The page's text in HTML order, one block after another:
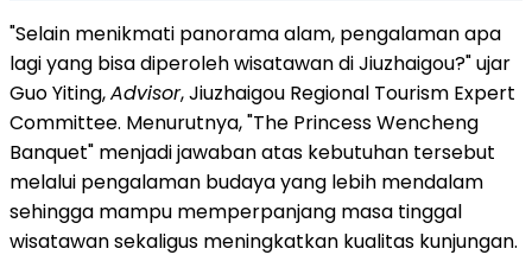
"Selain menikmati panorama alam, pengalaman apa
lagi yang bisa diperoleh wisatawan di Jiuzhaigou?" ujar
Guo Yiting,Advisor, Jiuzhaigou Regional Tourism Expert
Committee. Menurutnya, "The Princess Wencheng
Banquet" menjadi jawaban atas kebutuhan tersebut
melalui pengalaman budaya yang lebih mendalam
sehingga mampu memperpanjang masa tinggal
wisatawan sekaligus meningkatkan kualitas kunjungan.